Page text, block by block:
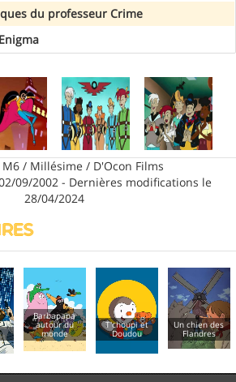
du professeur Crime
/ Millésime / D'Ocon Films
09/2002 - Dernières modifications le
28/04/2024
Barbapapa
autour du
monde
T'choupi et
Doudou
Un chien des
Flandres